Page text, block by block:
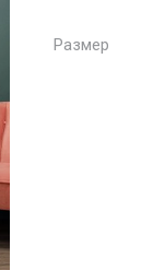
Размер